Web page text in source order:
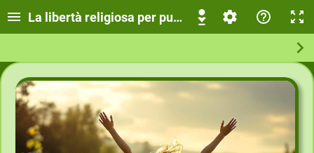
La libertà religiosa per punti chiave